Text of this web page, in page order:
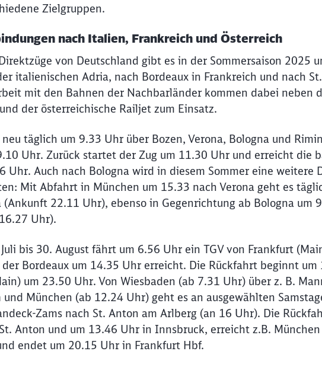
Zielgruppen.
nach Italien, Frankreich und Österreich
von Deutschland gibt es in der Sommersaison 2025
italienischen Adria, nach Bordeaux in Frankreich und nach
mit den Bahnen der Nachbarländer kommen dabei neben
der österreichische Railjet zum Einsatz.
täglich um 9.33 Uhr über Bozen, Verona, Bologna und
Uhr. Zurück startet der Zug um 11.30 Uhr und erreicht die
Uhr. Auch nach Bologna wird in diesem Sommer eine weitere
Mit Abfahrt in München um 15.33 nach Verona geht es
22.11 Uhr), ebenso in Gegenrichtung ab Bologna um
Uhr).
bis 30. August fährt um 6.56 Uhr ein TGV von Frankfurt
Bordeaux um 14.35 Uhr erreicht. Die Rückfahrt beginnt um
um 23.50 Uhr. Von Wiesbaden (ab 7.31 Uhr) über z. B.
München (ab 12.24 Uhr) geht es an ausgewählten
Zams nach St. Anton am Arlberg (an 16 Uhr). Die
Anton und um 13.46 Uhr in Innsbruck, erreicht z.B.
endet um 20.15 Uhr in Frankfurt Hbf.